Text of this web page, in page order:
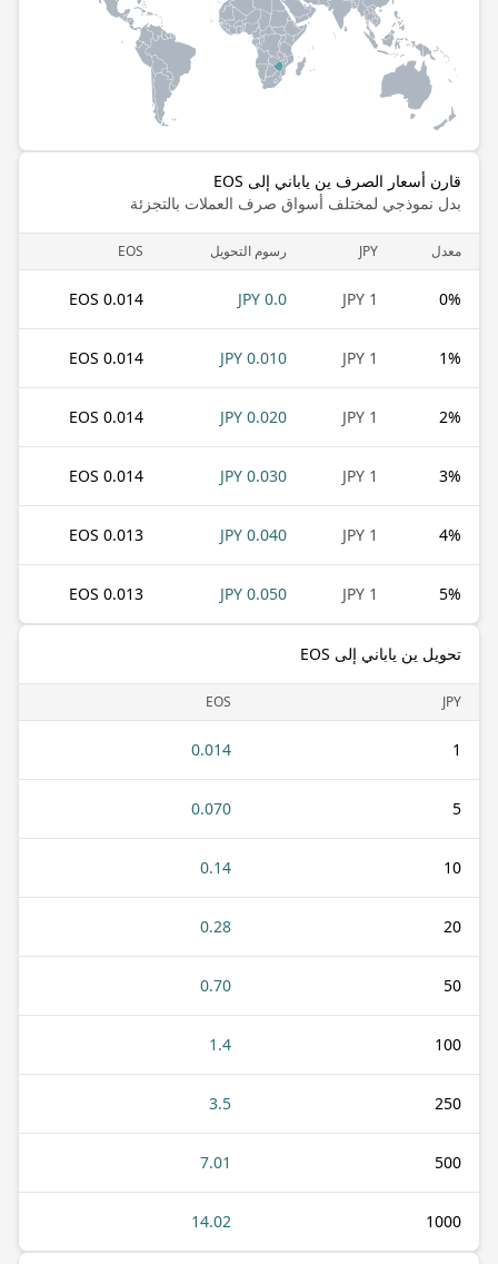
قارن أسعار الصرف ين ياباني إلى EOS
بدل نموذجي لمختلف أسواق صرف العملات بالتجزئة
معدل JPY رسوم التحويل EOS
0%
1 JPY
0.0 JPY
0.014 EOS
1%
1 JPY
0.010 JPY
0.014 EOS
2%
1 JPY
0.020 JPY
0.014 EOS
3%
1 JPY
0.030 JPY
0.014 EOS
4%
1 JPY
0.040 JPY
0.013 EOS
5%
1 JPY
0.050 JPY
0.013 EOS
تحويل ين ياباني إلى EOS
JPY
EOS
1
0.014
5
0.070
10
0.14
20
0.28
50
0.70
100
1.4
250
3.5
500
7.01
1000
14.02